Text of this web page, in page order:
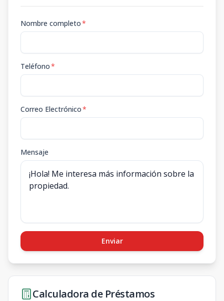
Nombre completo*
Teléfono*
Correo Electrónico*
Mensaje
Enviar
Calculadora de Préstamos